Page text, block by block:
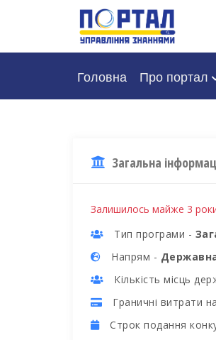
Головна Про портал
Загальна
Залишилось майже 3
Тип програми -
Напрям -
Кількість місць
Граничні витрати
Cтрок подання